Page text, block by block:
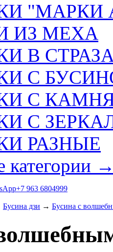
"МАРКИ
ИЗ МЕХА
В
С
С
С
РАЗНЫЕ
категории
963 6804999
Бусина дзи → Бусина с